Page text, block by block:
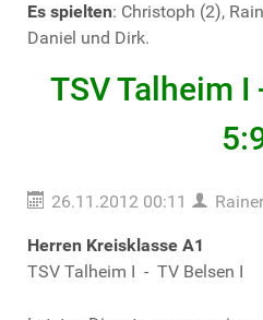
Es spielten: Christoph (2),
Daniel und Dirk.
TSV Talheim I
26.11.2012 00:11
Herren Kreisklasse A1
TSV Talheim I - TV Belsen